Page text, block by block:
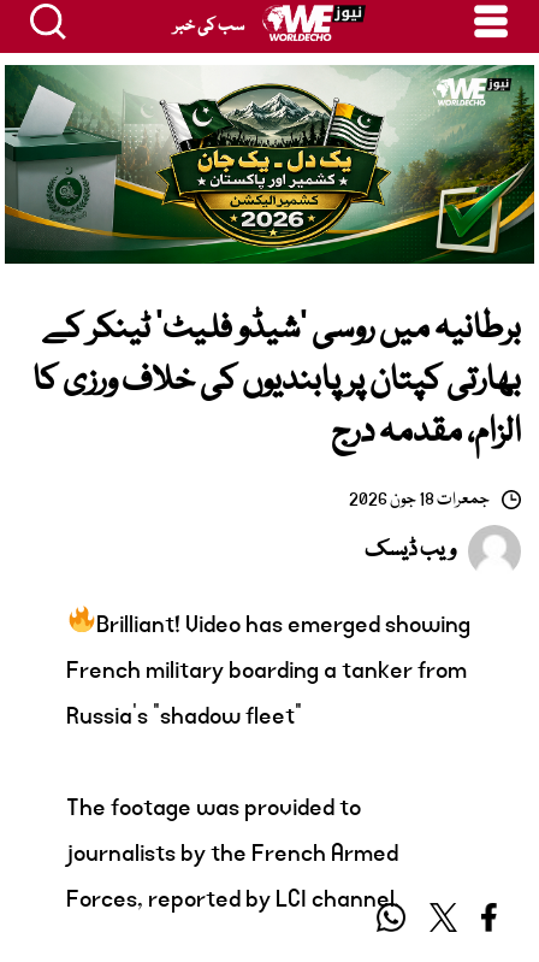
سب کی خبر
برطانیہ میں روسی ’شیڈو فلیٹ‘ ٹینکر کے
بھارتی کپتان پر پابندیوں کی خلاف ورزی کا
الزام، مقدمہ درج
جمعرات 18 جون 2026
ویب ڈیسک
Brilliant! Video has emerged showing
French military boarding a tanker from
Russia's "shadow fleet"
The footage was provided to
journalists by the French Armed
Forces, reported by LCI channel.